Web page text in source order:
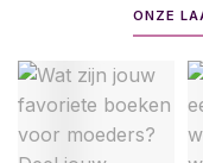
ONZE